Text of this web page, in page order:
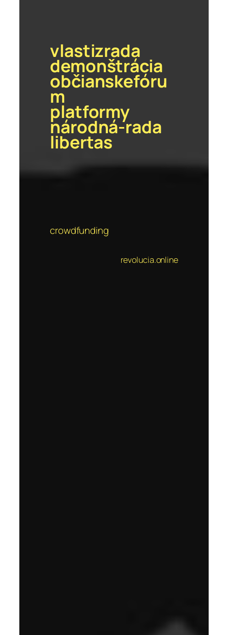
vlastizrada
demonštrácia
občianskefóru
m
platformy
národná-rada
libertas
crowdfunding
revolucia.online